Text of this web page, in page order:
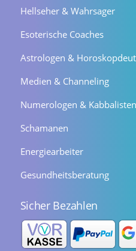
Hellseher & Wahrsager
Esoterische Coaches
Astrologen &
Medien & Channeling
Numerologen & Kabbalisten
Schamanen
Energiearbeiter
Gesundheitsberatung
Sicher Bezahlen